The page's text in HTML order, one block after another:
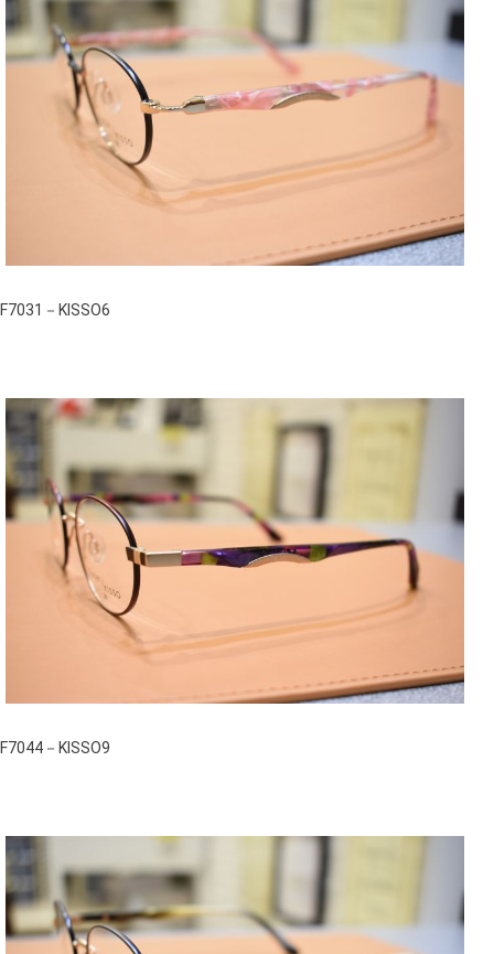
F7031－KISSO6
F7044－KISSO9